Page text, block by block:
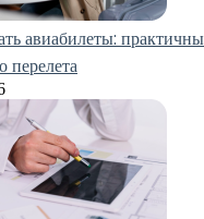
авиабилеты:
перелета